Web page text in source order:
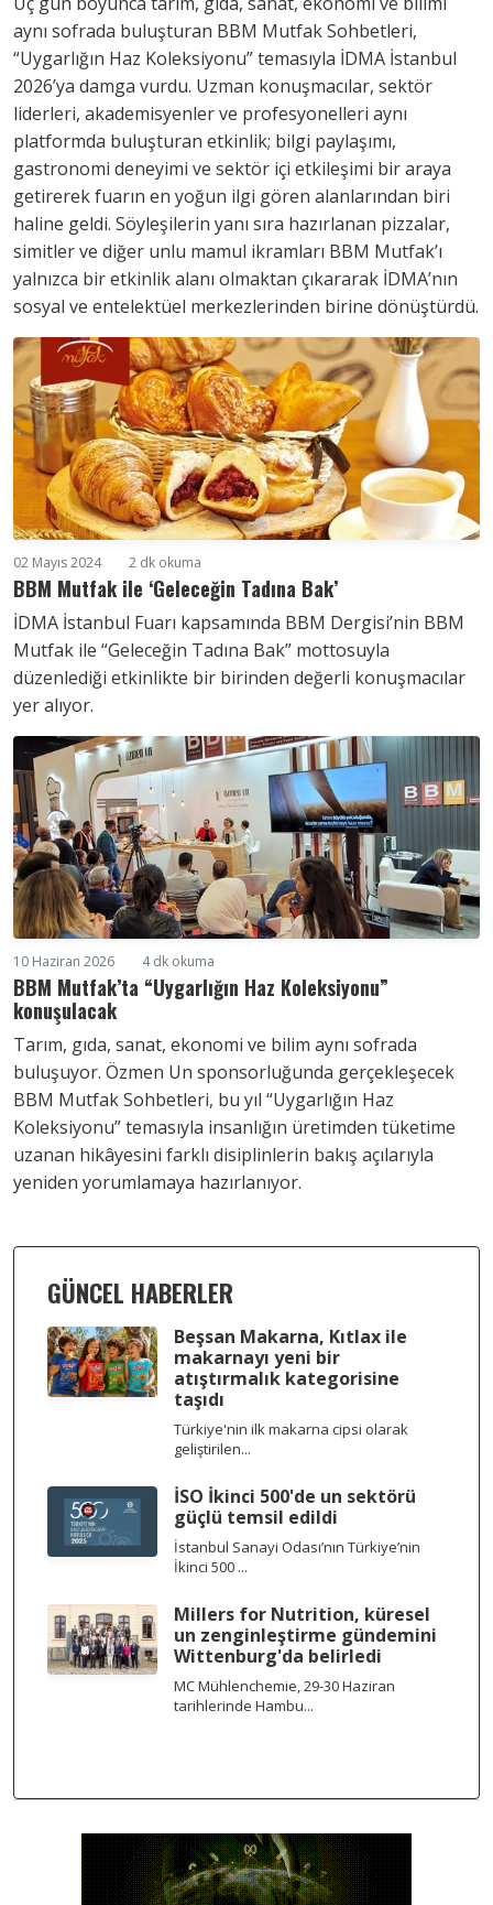
aynı sofrada buluşturan BBM Mutfak Sohbetleri,
“Uygarlığın Haz Koleksiyonu” temasıyla İDMA İstanbul
2026’ya damga vurdu. Uzman konuşmacılar, sektör
liderleri, akademisyenler ve profesyonelleri aynı
platformda buluşturan etkinlik; bilgi paylaşımı,
gastronomi deneyimi ve sektör içi etkileşimi bir araya
getirerek fuarın en yoğun ilgi gören alanlarından biri
haline geldi. Söyleşilerin yanı sıra hazırlanan pizzalar,
simitler ve diğer unlu mamul ikramları BBM Mutfak’ı
yalnızca bir etkinlik alanı olmaktan çıkararak İDMA’nın
sosyal ve entelektüel merkezlerinden birine dönüştürdü.
02 Mayıs 2024 2 dk okuma
BBM Mutfak ile ‘Geleceğin Tadına Bak’
İDMA İstanbul Fuarı kapsamında BBM Dergisi’nin BBM
Mutfak ile “Geleceğin Tadına Bak” mottosuyla
düzenlediği etkinlikte bir birinden değerli konuşmacılar
yer alıyor.
10 Haziran 2026 4 dk okuma
BBM Mutfak’ta “Uygarlığın Haz Koleksiyonu”
konuşulacak
Tarım, gıda, sanat, ekonomi ve bilim aynı sofrada
buluşuyor. Özmen Un sponsorluğunda gerçekleşecek
BBM Mutfak Sohbetleri, bu yıl “Uygarlığın Haz
Koleksiyonu” temasıyla insanlığın üretimden tüketime
uzanan hikâyesini farklı disiplinlerin bakış açılarıyla
yeniden yorumlamaya hazırlanıyor.
GÜNCEL HABERLER
Beşsan Makarna, Kıtlax ile
makarnayı yeni bir
atıştırmalık kategorisine
taşıdı
Türkiye'nin ilk makarna cipsi olarak
geliştirilen...
İSO İkinci 500'de un sektörü
güçlü temsil edildi
İstanbul Sanayi Odası’nın Türkiye’nin
İkinci 500 ...
Millers for Nutrition, küresel
un zenginleştirme gündemini
Wittenburg'da belirledi
MC Mühlenchemie, 29-30 Haziran
tarihlerinde Hambu...